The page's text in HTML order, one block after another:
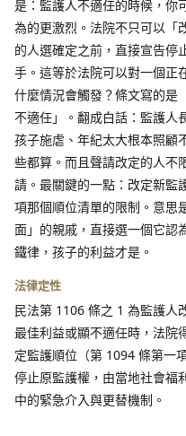
是：監護人不適任的時候，你
為的更激烈。法院不只可以「
的人選確定之前，直接宣告停
手。這等於法院可以對一個正
什麼情況會觸發？條文寫的是
不適任」。翻成白話：監護人
孩子施虐、年紀太大根本照顧
些都算。而且聲請改定的人不
請。最關鍵的一點：改定新監
項那個順位清單的限制。意思
面」的親戚，直接選一個它認
鐵律，孩子的利益才是。
法律定性
民法第 1106 條之 1 為監護人
最佳利益或顯不適任時，法院
定監護順位（第 1094 條第一
停止原監護權，由當地社會福
中的緊急介入與更替機制。